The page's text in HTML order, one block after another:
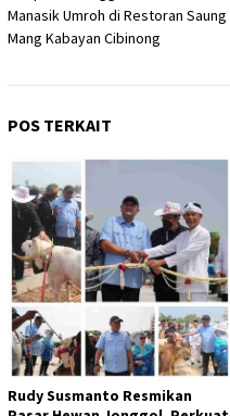
Manasik Umroh di Restoran Saung
Mang Kabayan Cibinong
POS TERKAIT
Rudy Susmanto Resmikan